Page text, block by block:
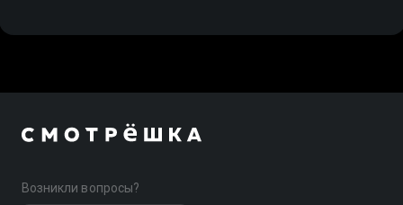
Возникли вопросы?